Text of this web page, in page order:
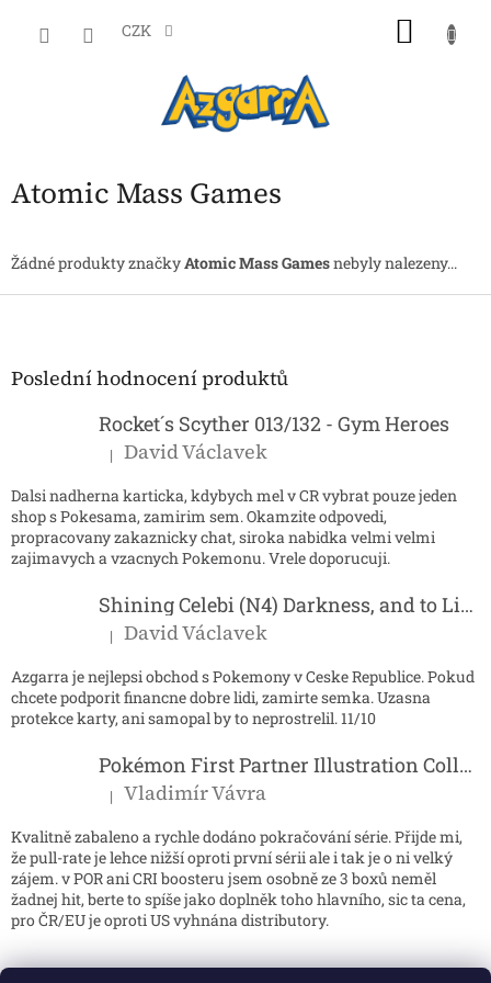
CZK
Atomic Mass Games
Žádné produkty značkyAtomic Mass Gamesnebyly nalezeny...
Z
Poslední hodnocení produktů
Rocket´s Scyther 013/132 - Gym Heroes
Hodnocení produktu je 5 z 5 hvězdiček.
| David Václavek
Dalsi nadherna karticka, kdybych mel v CR vybrat pouze jeden
shop s Pokesama, zamirim sem. Okamzite odpovedi,
propracovany zakaznicky chat, siroka nabidka velmi velmi
zajimavych a vzacnych Pokemonu. Vrele doporucuji.
Shining Celebi (N4) Darkness, and to Light...
Hodnocení produktu je 5 z 5 hvězdiček.
| David Václavek
Azgarra je nejlepsi obchod s Pokemony v Ceske Republice. Pokud
chcete podporit financne dobre lidi, zamirte semka. Uzasna
protekce karty, ani samopal by to neprostrelil. 11/10
Pokémon First Partner Illustration Collection - Series 2
Hodnocení produktu je 5 z 5 hvězdiček.
| Vladimír Vávra
Kvalitně zabaleno a rychle dodáno pokračování série. Přijde mi,
že pull-rate je lehce nižší oproti první sérii ale i tak je o ni velký
zájem. v POR ani CRI boosteru jsem osobně ze 3 boxů neměl
žadnej hit, berte to spíše jako doplněk toho hlavního, sic ta cena,
pro ČR/EU je oproti US vyhnána distributory.